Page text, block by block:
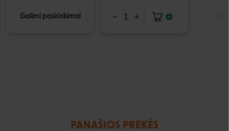
Galimi pasirinkimai
PANAŠIOS PREKĖS